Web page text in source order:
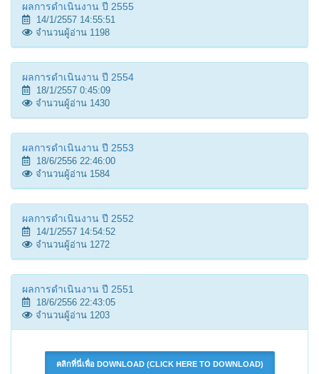
ผลการดำเนินงาน ปี 2555
14/1/2557 14:55:51
จำนวนผู้อ่าน 1198
ผลการดำเนินงาน ปี 2554
18/1/2557 0:45:09
จำนวนผู้อ่าน 1430
ผลการดำเนินงาน ปี 2553
18/6/2556 22:46:00
จำนวนผู้อ่าน 1584
ผลการดำเนินงาน ปี 2552
14/1/2557 14:54:52
จำนวนผู้อ่าน 1272
ผลการดำเนินงาน ปี 2551
18/6/2556 22:43:05
จำนวนผู้อ่าน 1203
คลิกที่นี่เพื่อ DOWNLOAD (CLICK HERE TO DOWNLOAD)